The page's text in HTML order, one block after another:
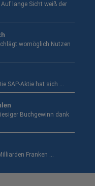
lange Sicht weiß der
womöglich Nutzen
SAP-Aktie hat sich …
Buchgewinn dank
Franken …